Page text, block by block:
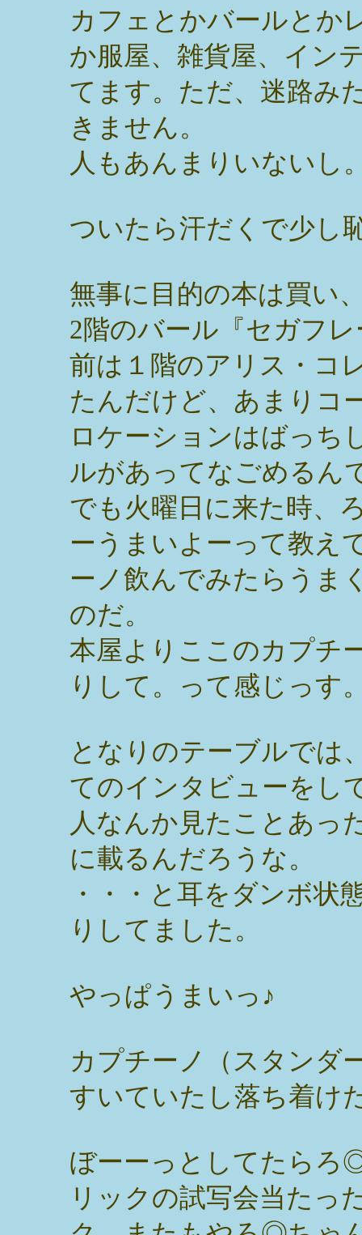
カフェとかバールとか
か服屋、雑貨屋、イン
てます。ただ、迷路み
きません。
人もあんまりいないし
ついたら汗だくで少し
無事に目的の本は買い
2階のバール『セガフ
前は１階のアリス・コ
たんだけど、あまりコ
ロケーションはばっち
ルがあってなごめるん
でも火曜日に来た時、
ーうまいよーって教え
ーノ飲んでみたらうま
のだ。
本屋よりここのカプチ
りして。って感じっす
となりのテーブルでは
てのインタビューをし
人なんか見たことあっ
に載るんだろうな。
・・・と耳をダンボ状
りしてました。
やっぱうまいっ♪
カプチーノ（スタンダ
すいていたし落ち着け
ぼーーっとしてたらろ
リックの試写会当たっ